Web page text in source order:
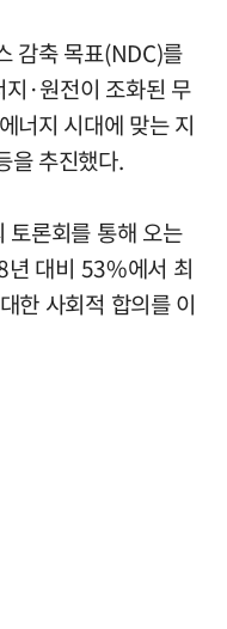
감축 목표(NDC)를
·원전이 조화된 무
너지 시대에 맞는 지
을 추진했다.
토론회를 통해 오는
대비 53%에서 최
한 사회적 합의를 이